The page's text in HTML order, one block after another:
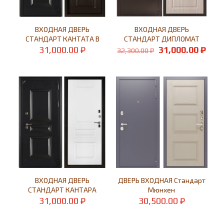
ВХОДНАЯ ДВЕРЬ
СТАНДАРТ КАНТАТА В
31,000.00₽
ВХОДНАЯ ДВЕРЬ
СТАНДАРТ ДИПЛОМАТ
32,300.00₽
32,300.00 ₽.
31,000.00₽
ВХОДНАЯ ДВЕРЬ
СТАНДАРТ КАНТАРА
31,000.00₽
ДВЕРЬ ВХОДНАЯ Стандарт
Мюнхен
30,500.00 ₽